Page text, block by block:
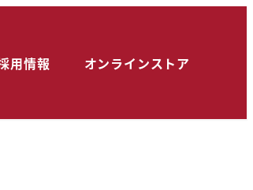
用情報 オンラインストア